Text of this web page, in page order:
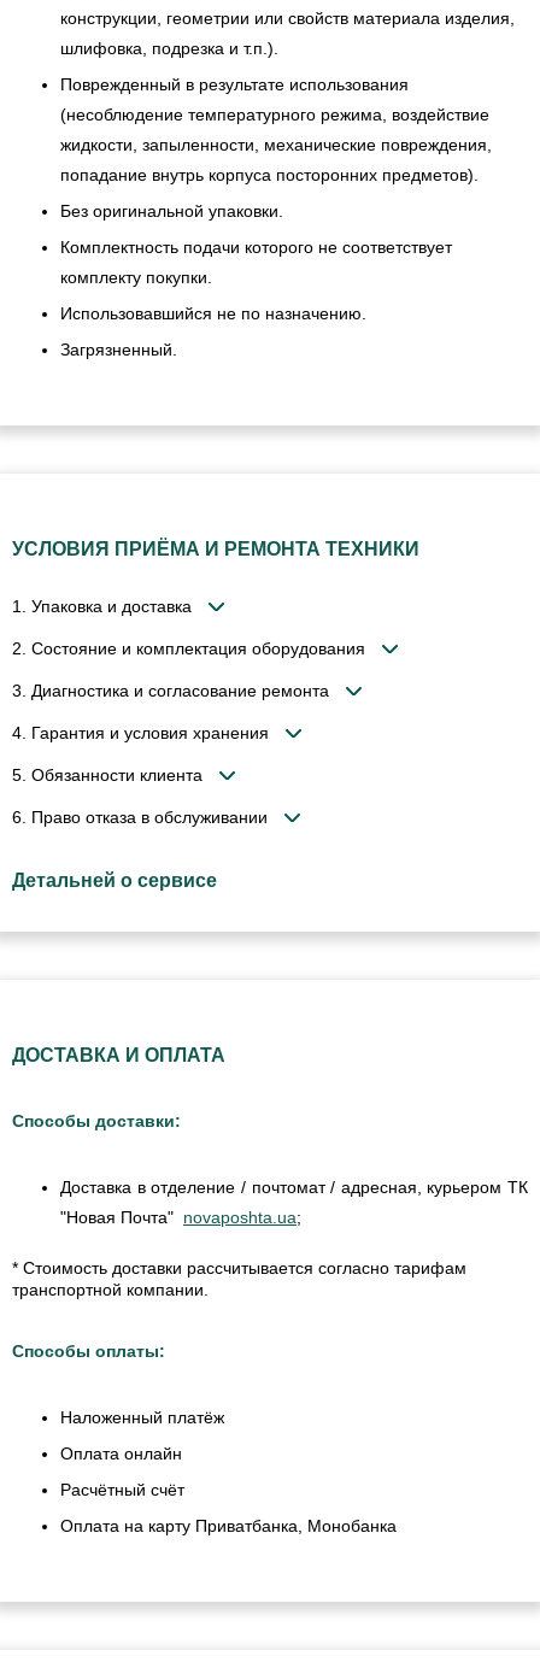
конструкции, геометрии или свойств материала изделия,
шлифовка, подрезка и т.п.).
Поврежденный в результате использования
(несоблюдение температурного режима, воздействие
жидкости, запыленности, механические повреждения,
попадание внутрь корпуса посторонних предметов).
Без оригинальной упаковки.
Комплектность подачи которого не соответствует
комплекту покупки.
Использовавшийся не по назначению.
Загрязненный.
УСЛОВИЯ ПРИЁМА И РЕМОНТА ТЕХНИКИ
1. Упаковка и доставка
2. Состояние и комплектация оборудования
3. Диагностика и согласование ремонта
4. Гарантия и условия хранения
5. Обязанности клиента
6. Право отказа в обслуживании
Детальней о сервисе
ДОСТАВКА И ОПЛАТА
Способы доставки:
Доставка в отделение / почтомат / адресная, курьером ТК
"Новая Почта" novaposhta.ua;
* Стоимость доставки рассчитывается согласно тарифам
транспортной компании.
Способы оплаты:
Наложенный платёж
Оплата онлайн
Расчётный счёт
Оплата на карту Приватбанка, Монобанка